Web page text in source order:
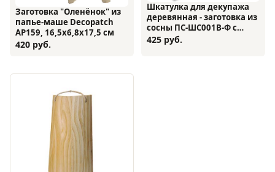
Заготовка "Оленёнок" из
папье-маше Decopatch
AP159, 16,5х6,8х17,5 см
420 руб.
Шкатулка для декупажа
деревянная - заготовка из
сосны ПС-ШС001В-Ф с
фаской, 10х6,7х4,5 см
425 руб.